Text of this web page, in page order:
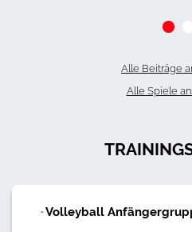
Alle Beiträge
Alle Spiele
·Volleyball